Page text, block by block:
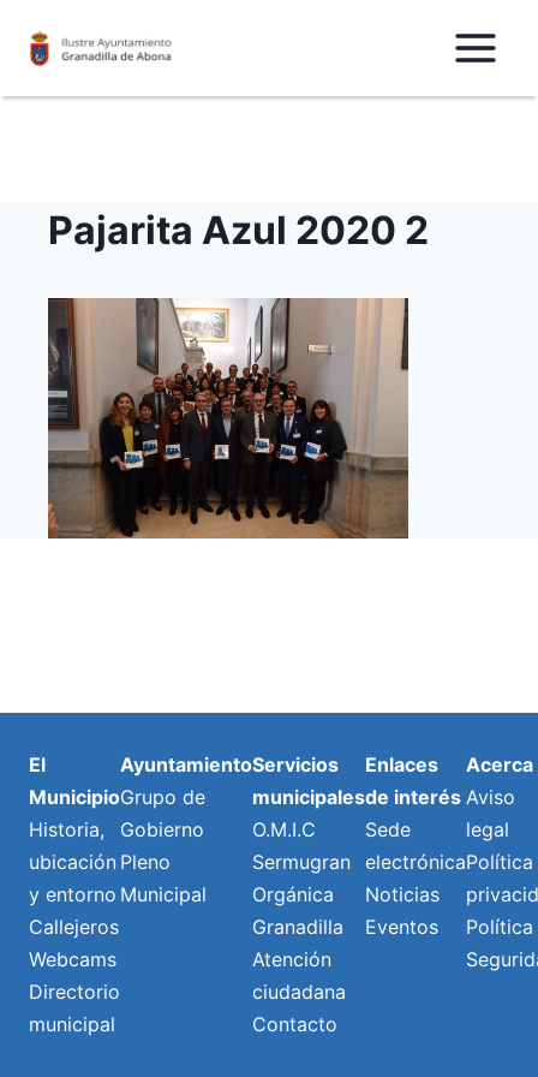
Pajarita Azul 2020 2
El
Municipio
Historia,
ubicación
y entorno
Callejeros
Webcams
Directorio
municipal
Ayuntamiento
Grupo de
Gobierno
Pleno
Municipal
Servicios
municipales
O.M.I.C
Sermugran
Orgánica
Granadilla
Atención
ciudadana
Contacto
Enlaces
de interés
Sede
electrónica
Noticias
Eventos
Acerca
Aviso
legal
Política
Política